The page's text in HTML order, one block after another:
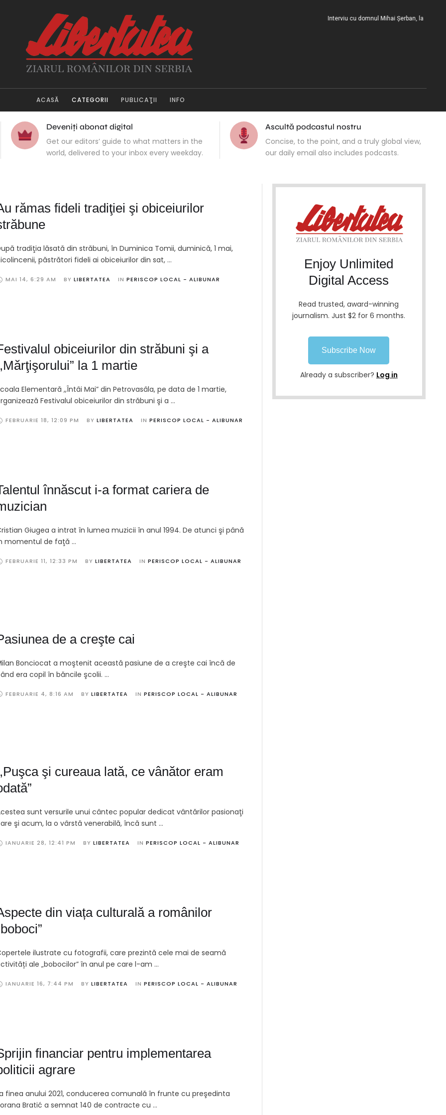
Interviu cu domnul Mihai Șerban, la încheierea
ACASĂ CATEGORII PUBLICAŢII INFO
Deveniți abonat digital
Get our editors’ guide to what matters in the
world, delivered to your inbox every weekday.
Ascultă podcastul nostru
Concise, to the point, and a truly global view,
our daily email also includes podcasts.
rămas fideli tradiţiei şi obiceiurilor
tradiţia lăsată din străbuni, în Duminica Tomii, duminică, 1 mai,
păstrători fideli ai obiceiurilor din sat, …
MAI 14, 6:29 AM BY LIBERTATEA IN PERISCOP LOCAL - ALIBUNAR
obiceiurilor din străbuni şi a
la 1 martie
Elementară ,,Întâi Mai” din Petrovasâla, pe data de 1 martie,
Festivalul obiceiurilor din străbuni şi a …
FEBRUARIE 18, 12:09 PM BY LIBERTATEA IN PERISCOP LOCAL - ALIBUNAR
înnăscut i-a format cariera de
Giugea a intrat în lumea muzicii în anul 1994. De atunci şi până
momentul de faţă …
FEBRUARIE 11, 12:33 PM BY LIBERTATEA IN PERISCOP LOCAL - ALIBUNAR
de a creşte cai
Bonciocat a moştenit această pasiune de a creşte cai încă de
era copil în băncile şcolii. …
FEBRUARIE 4, 8:16 AM BY LIBERTATEA IN PERISCOP LOCAL - ALIBUNAR
şi cureaua lată, ce vânător eram
sunt versurile unui cântec popular dedicat vântărilor pasionaţi
şi acum, la o vârstă venerabilă, încă sunt …
IANUARIE 28, 12:41 PM BY LIBERTATEA IN PERISCOP LOCAL - ALIBUNAR
din viața culturală a românilor
ilustrate cu fotografii, care prezintă cele mai de seamă
ale „bobocilor” în anul pe care l-am …
IANUARIE 16, 7:44 PM BY LIBERTATEA IN PERISCOP LOCAL - ALIBUNAR
financiar pentru implementarea
agrare
finea anului 2021, conducerea comunală în frunte cu preşedinta
Bratić a semnat 140 de contracte cu …
Enjoy Unlimited
Digital Access
Read trusted, award-winning
journalism. Just $2 for 6 months.
Subscribe Now
Already a subscriber? Log in